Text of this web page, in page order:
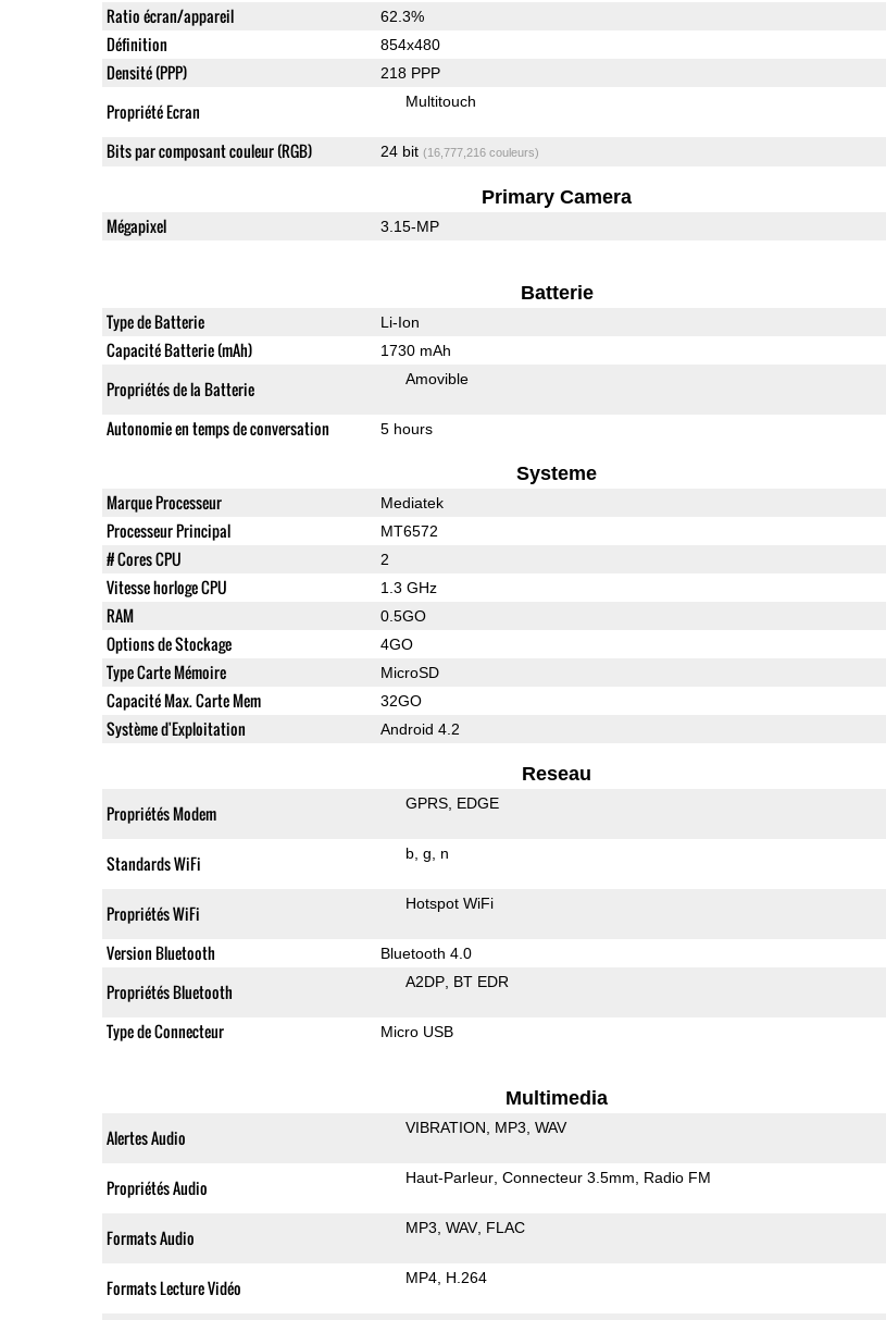
Ratio écran/appareil 62.3%
Définition 854x480
Densité (PPP) 218 PPP
Propriété Ecran Multitouch
Bits par composant couleur (RGB) 24 bit (16,777,216 couleurs)
Primary Camera
Mégapixel 3.15-MP
Batterie
Type de Batterie Li-Ion
Capacité Batterie (mAh) 1730 mAh
Propriétés de la Batterie Amovible
Autonomie en temps de conversation 5 hours
Systeme
Marque Processeur Mediatek
Processeur Principal MT6572
# Cores CPU 2
Vitesse horloge CPU 1.3 GHz
RAM 0.5GO
Options de Stockage 4GO
Type Carte Mémoire MicroSD
Capacité Max. Carte Mem 32GO
Système d'Exploitation Android 4.2
Reseau
Propriétés Modem GPRS EDGE
Standards WiFi b g n
Propriétés WiFi Hotspot WiFi
Version Bluetooth Bluetooth 4.0
Propriétés Bluetooth A2DP BT EDR
Type de Connecteur Micro USB
Multimedia
Alertes Audio VIBRATION MP3 WAV
Propriétés Audio Haut-Parleur Connecteur 3.5mm Radio FM
Formats Audio MP3 WAV FLAC
Formats Lecture Vidéo MP4 H.264